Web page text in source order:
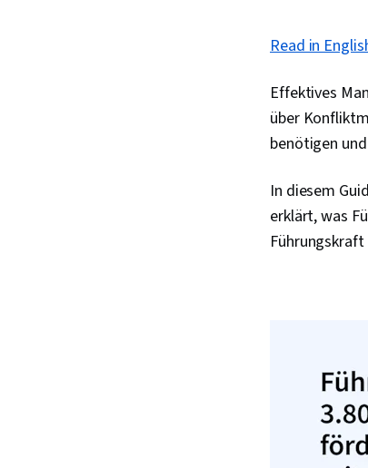
Read in
Effektives
über
benötigen
In diesem
erklärt, was